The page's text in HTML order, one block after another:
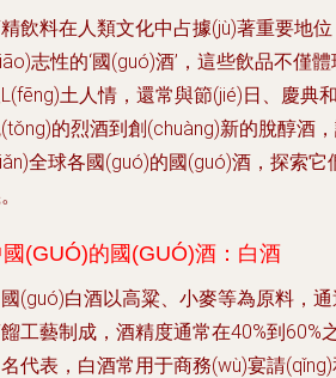
飲料在人類文化中占據(jù)著重要地
志性的‘國(guó)酒’，這些飲品不僅
土人情，還常與節(jié)日、慶典
的烈酒到創(chuàng)新的脫醇酒
全球各國(guó)的國(guó)酒，探索
(GUÓ)的國(GUÓ)酒：白酒
(guó)白酒以高粱、小麥等為原料，
工藝制成，酒精度通常在40%到60%
代表，白酒常用于商務(wù)宴請